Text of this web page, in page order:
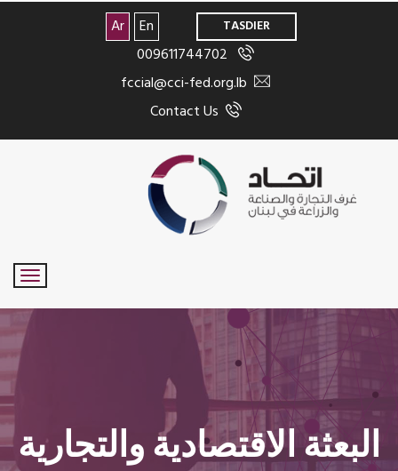
TASDIER
Ar
En
fccial@cci-fed.org.lb
Contact Us
البعثة الاقتصادية والتجارية